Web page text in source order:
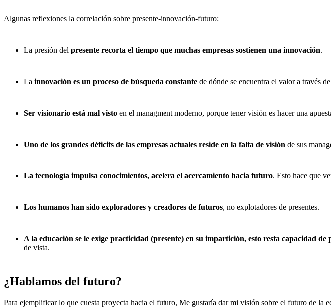
Algunas reflexiones la correlación sobre presente-innovación-futuro:
La presión del presente recorta el tiempo que muchas empresas sostienen una innovación.
La innovación es un proceso de búsqueda constante de dónde se encuentra el valor a través
Ser visionario está mal visto en el managment moderno, porque tener visión es hacer una
Uno de los grandes déficits de las empresas actuales reside en la falta de visión de sus
La tecnología impulsa conocimientos, acelera el acercamiento hacia futuro. Esto hace que
Los humanos han sido exploradores y creadores de futuros, no explotadores de presentes.
A la educación se le exige practicidad (presente) en su impartición, esto resta capacidad
de vista.
¿Hablamos del futuro?
Para ejemplificar lo que cuesta proyecta hacia el futuro, Me gustaría dar mi visión sobre el futuro de la